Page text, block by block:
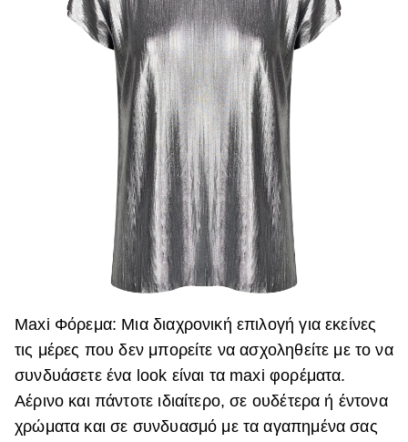
Maxi Φόρεμα: Μια διαχρονική επιλογή για εκείνες
τις μέρες που δεν μπορείτε να ασχοληθείτε με το να
συνδυάσετε ένα look είναι τα maxi φορέματα.
Αέρινο και πάντοτε ιδιαίτερο, σε ουδέτερα ή έντονα
χρώματα και σε συνδυασμό με τα αγαπημένα σας